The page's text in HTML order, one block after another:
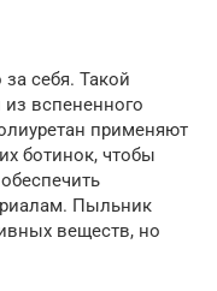
себя. Такой
вспененного
применяют
ботинок, чтобы
Пыльник
веществ, но